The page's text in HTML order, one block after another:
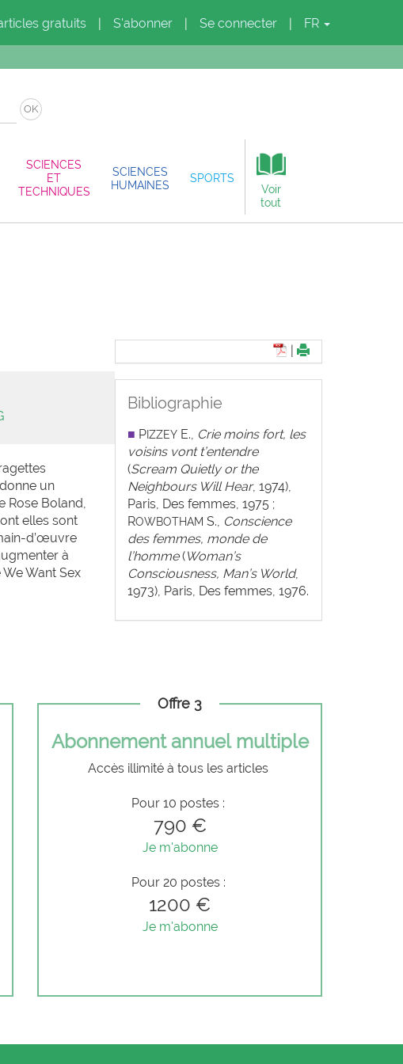
gratuits S'abonner Se connecter FR
OK
SCIENCES
ET
TECHNIQUES
SCIENCES
HUMAINES
SPORTS
Voir
tout
un
Rose Boland,
elles sont
d’œuvre
à
Want Sex
Bibliographie
■ PIZZEYE., Crie moins fort, les
voisins vont t’entendre
(Scream Quietly or the
Neighbours Will Hear, 1974),
Paris, Des femmes, 1975 ;
ROWBOTHAM S., Conscience
des femmes, monde de
l’homme(Woman’s
Consciousness, Man’s World,
1973), Paris, Des femmes, 1976.
Offre 3
Abonnement annuel multiple
Accès illimité à tous les articles
Pour 10 postes :
790 €
Je m'abonne
Pour 20 postes :
1200 €
Je m'abonne